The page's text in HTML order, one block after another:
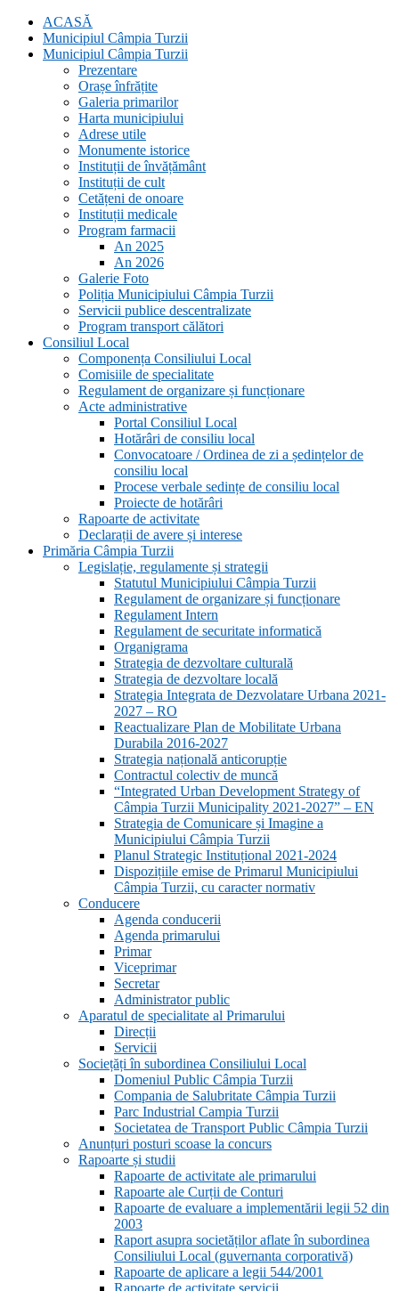
ACASĂ
Municipiul Câmpia Turzii
Municipiul Câmpia Turzii
Prezentare
Orașe înfrățite
Galeria primarilor
Harta municipiului
Adrese utile
Monumente istorice
Instituții de învățământ
Instituții de cult
Cetățeni de onoare
Instituții medicale
Program farmacii
An 2025
An 2026
Galerie Foto
Poliția Municipiului Câmpia Turzii
Servicii publice descentralizate
Program transport călători
Consiliul Local
Componența Consiliului Local
Comisiile de specialitate
Regulament de organizare și funcționare
Acte administrative
Portal Consiliul Local
Hotărâri de consiliu local
Convocatoare / Ordinea de zi a ședințelor de
consiliu local
Procese verbale sedințe de consiliu local
Proiecte de hotărâri
Rapoarte de activitate
Declarații de avere și interese
Primăria Câmpia Turzii
Legislație, regulamente și strategii
Statutul Municipiului Câmpia Turzii
Regulament de organizare și funcționare
Regulament Intern
Regulament de securitate informatică
Organigrama
Strategia de dezvoltare culturală
Strategia de dezvoltare locală
Strategia Integrata de Dezvolatare Urbana 2021-
2027 – RO
Reactualizare Plan de Mobilitate Urbana
Durabila 2016-2027
Strategia națională anticorupție
Contractul colectiv de muncă
“Integrated Urban Development Strategy of
Câmpia Turzii Municipality 2021-2027” – EN
Strategia de Comunicare și Imagine a
Municipiului Câmpia Turzii
Planul Strategic Instituțional 2021-2024
Dispozițiile emise de Primarul Municipiului
Câmpia Turzii, cu caracter normativ
Conducere
Agenda conducerii
Agenda primarului
Primar
Viceprimar
Secretar
Administrator public
Aparatul de specialitate al Primarului
Direcții
Servicii
Sociețăți în subordinea Consiliului Local
Domeniul Public Câmpia Turzii
Compania de Salubritate Câmpia Turzii
Parc Industrial Campia Turzii
Societatea de Transport Public Câmpia Turzii
Anunțuri posturi scoase la concurs
Rapoarte și studii
Rapoarte de activitate ale primarului
Rapoarte ale Curții de Conturi
Rapoarte de evaluare a implementării legii 52 din
2003
Raport asupra societăților aflate în subordinea
Consiliului Local (guvernanta corporativă)
Rapoarte de aplicare a legii 544/2001
Rapoarte de activitate servicii